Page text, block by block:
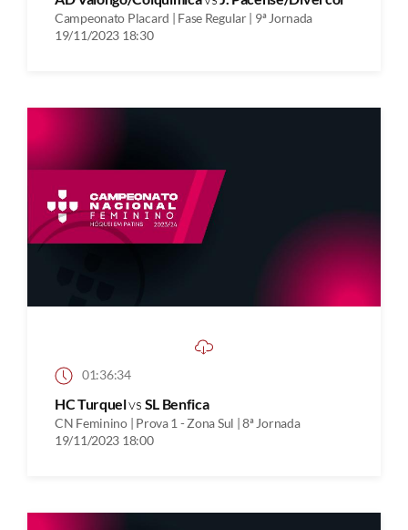
Campeonato Placard | Fase Regular | 9ª Jornada
19/11/2023 18:30
01:36:34
HC Turquelvs SL Benfica
CN Feminino | Prova 1 - Zona Sul | 8ª Jornada
19/11/2023 18:00